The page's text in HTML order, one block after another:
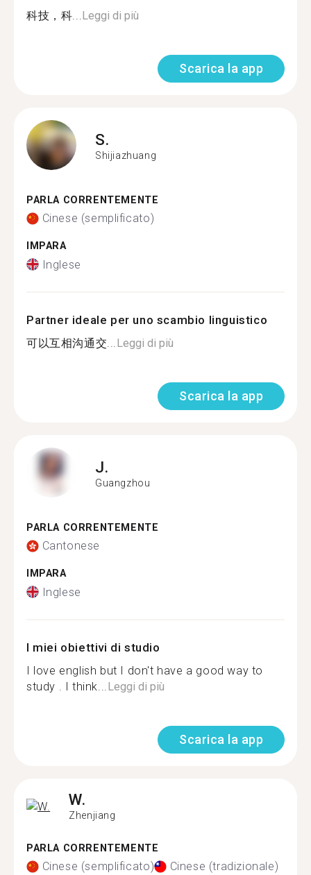
科技，科... Leggi di più
Scarica la app
S.
Shijiazhuang
PARLA CORRENTEMENTE
Cinese (semplificato)
IMPARA
Inglese
Partner ideale per uno scambio linguistico
可以互相沟通交... Leggi di più
Scarica la app
J.
Guangzhou
PARLA CORRENTEMENTE
Cantonese
IMPARA
Inglese
I miei obiettivi di studio
I love english but I don't have a good way to
study . I think... Leggi di più
Scarica la app
W.
Zhenjiang
PARLA CORRENTEMENTE
Cinese (semplificato) Cinese (tradizionale)